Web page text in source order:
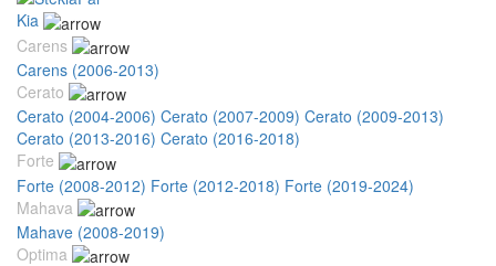
Kia
Carens
Carens (2006-2013)
Cerato
Cerato (2004-2006) Cerato (2007-2009) Cerato (2009-2013)
Cerato (2013-2016) Cerato (2016-2018)
Forte
Forte (2008-2012) Forte (2012-2018) Forte (2019-2024)
Mahava
Mahave (2008-2019)
Optima